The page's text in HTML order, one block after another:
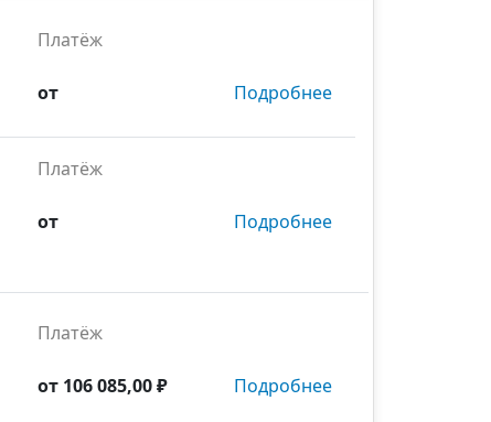
Платёж
от Подробнее
Платёж
от Подробнее
Платёж
от 106 085,00 ₽ Подробнее